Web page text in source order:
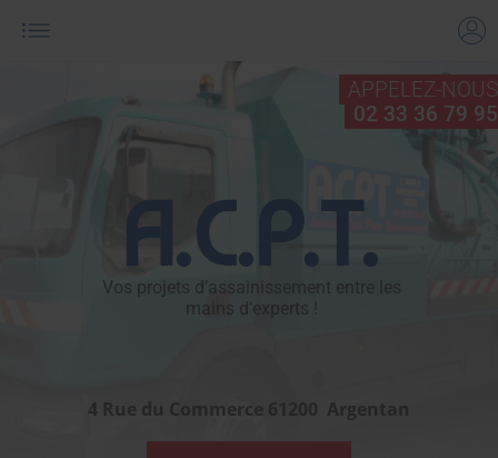
APPELEZ-NOUS
02 33 36 79 95
A.C.P.T.
Vos projets d’assainissement entre les
mains d’experts !
4 Rue du Commerce 61200 Argentan